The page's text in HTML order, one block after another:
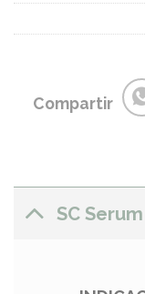
Compartir
SC